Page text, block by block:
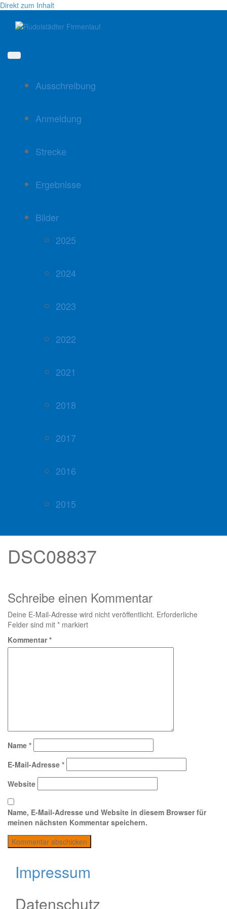
Direkt zum Inhalt
Ausschreibung
Anmeldung
Strecke
Ergebnisse
Bilder
2025
2024
2023
2022
2021
2018
2017
2016
2015
DSC08837
Schreibe einen Kommentar
Deine E-Mail-Adresse wird nicht veröffentlicht. Erforderliche
Felder sind mit * markiert
Kommentar*
Name *
E-Mail-Adresse *
Website
Name, E-Mail-Adresse und Website in diesem Browser für
meinen nächsten Kommentar speichern.
Impressum
Datenschutz